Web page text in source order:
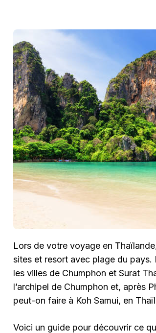
Lors de votre voyage en
sites et resort avec plage du pays.
les villes de Chumphon et Surat
l’archipel de Chumphon et, après
peut-on faire à Koh Samui, en
Voici un guide pour découvrir ce